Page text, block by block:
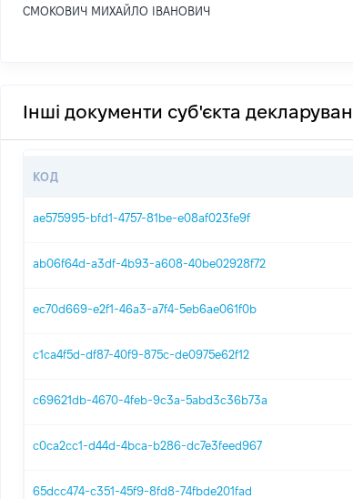
СМОКОВИЧ МИХАЙЛО ІВАНОВИЧ
Інші документи суб'єкта
КОД
ae575995-bfd1-4757-81be-e08af023fe9f
ab06f64d-a3df-4b93-a608-40be02928f72
ec70d669-e2f1-46a3-a7f4-5eb6ae061f0b
c1ca4f5d-df87-40f9-875c-de0975e62f12
c69621db-4670-4feb-9c3a-5abd3c36b73a
c0ca2cc1-d44d-4bca-b286-dc7e3feed967
65dcc474-c351-45f9-8fd8-74fbde201fad